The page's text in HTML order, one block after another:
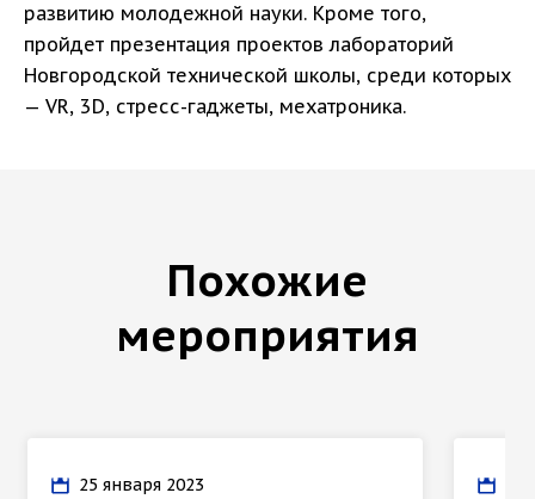
развитию молодежной науки. Кроме того,
пройдет презентация проектов лабораторий
Новгородской технической школы, среди которых
— VR, 3D, стресс-гаджеты, мехатроника.
Похожие
мероприятия
25 января 2023